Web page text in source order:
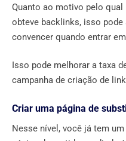
Quanto ao motivo pelo
obteve backlinks, isso
convencer quando entrar
Isso pode melhorar a taxa
campanha de criação de
Criar uma página de
Nesse nível, você já tem